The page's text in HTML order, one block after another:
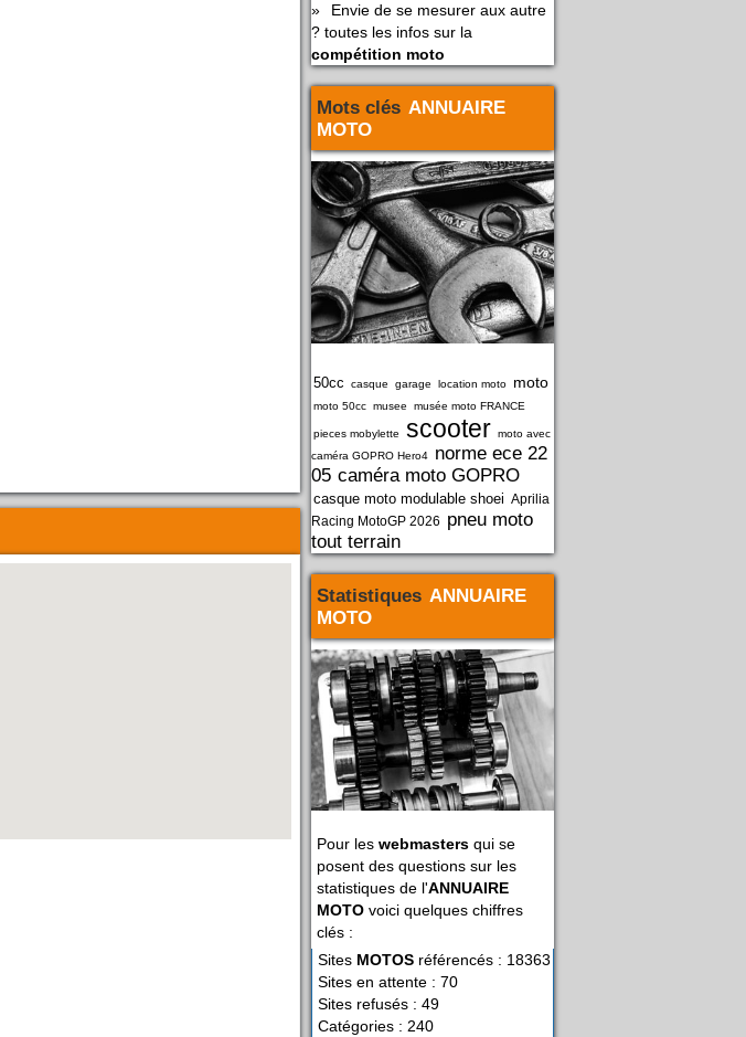
»
Envie de se mesurer aux autre
? toutes les infos sur la
compétition moto
Mots clés ANNUAIRE
MOTO
50cc casque garage location moto moto
moto 50cc musee musée moto FRANCE
pieces mobylette scooter moto avec
caméra GOPRO Hero4
norme ece 22
05 caméra moto GOPRO
casque moto modulable shoei Aprilia
Racing MotoGP 2026
pneu moto
tout terrain
Statistiques ANNUAIRE
MOTO
Pour les webmasters qui se
posent des questions sur les
statistiques de l'ANNUAIRE
MOTO voici quelques chiffres
clés :
Sites MOTOS référencés : 18363
Sites en attente : 70
Sites refusés : 49
Catégories : 240